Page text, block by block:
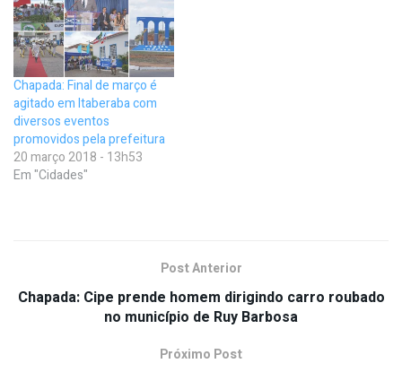
Chapada: Final de março é
agitado em Itaberaba com
diversos eventos
promovidos pela prefeitura
20 março 2018 - 13h53
Em "Cidades"
Post Anterior
Chapada: Cipe prende homem dirigindo carro roubado
no município de Ruy Barbosa
Próximo Post